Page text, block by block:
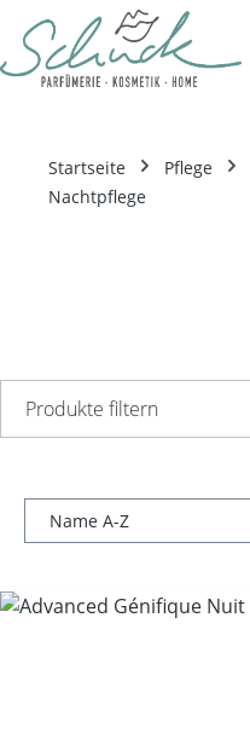
Zum Hauptinhalt springen
Startseite Pflege
Nachtpflege
Produkte filtern